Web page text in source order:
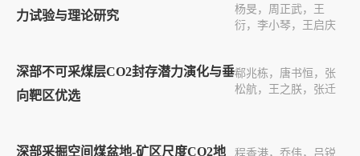
力试验与理论研究
杨旻，周正武，王
衍，李小琴，王启庆
深部不可采煤层CO2封存潜力演化与垂
向靶区优选
郗兆栋，唐书恒，张
松航，王之朕，张迁
深部采掘空间煤盆地-矿区尺度CO2地
程香港，乔伟，吕锐